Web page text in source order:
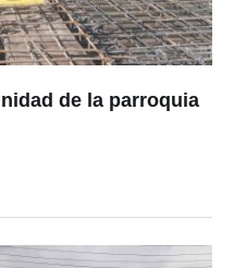
de la parroquia